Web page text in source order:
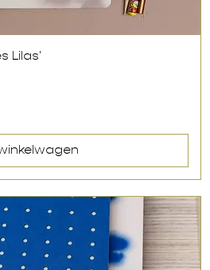
overzicht
Lilas'